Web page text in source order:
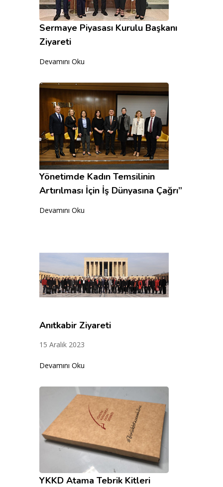
Sermaye Piyasası Kurulu Başkanı
Ziyareti
Devamını Oku
Yönetimde Kadın Temsilinin
Artırılması İçin İş Dünyasına Çağrı”
Devamını Oku
Anıtkabir Ziyareti
15 Aralık 2023
Devamını Oku
YKKD Atama Tebrik Kitleri